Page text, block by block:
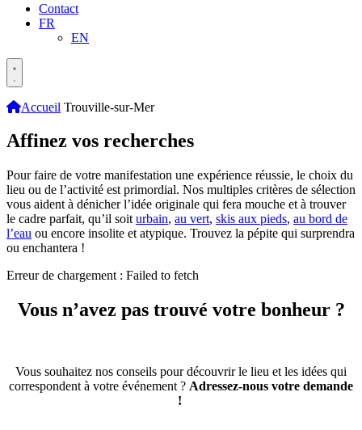
Contact
FR
EN
Accueil Trouville-sur-Mer
Affinez vos recherches
Pour faire de votre manifestation une expérience réussie, le choix du
lieu ou de l’activité est primordial. Nos multiples critères de sélection
vous aident à dénicher l’idée originale qui fera mouche et à trouver
le cadre parfait, qu’il soit urbain, au vert, skis aux pieds, au bord de
l’eau ou encore insolite et atypique. Trouvez la pépite qui surprendra
ou enchantera !
Erreur de chargement : Failed to fetch
Vous n’avez pas trouvé votre bonheur ?
Vous souhaitez nos conseils pour découvrir le lieu et les idées qui
correspondent à votre événement ? Adressez-nous votre demande
!